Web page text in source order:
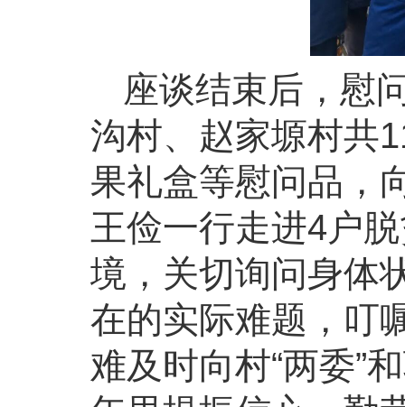
座谈结束后，慰
沟村、赵家塬村共
果礼盒等慰问品，
王俭一行走进4户
境，关切询问身体
在的实际难题，叮
难及时向村“两委”